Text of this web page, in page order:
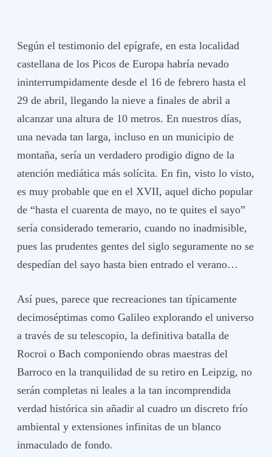
Según el testimonio del epígrafe, en esta localidad
castellana de los Picos de Europa habría nevado
ininterrumpidamente desde el 16 de febrero hasta el
29 de abril, llegando la nieve a finales de abril a
alcanzar una altura de 10 metros. En nuestros días,
una nevada tan larga, incluso en un municipio de
montaña, sería un verdadero prodigio digno de la
atención mediática más solícita. En fin, visto lo visto,
es muy probable que en el XVII, aquel dicho popular
de “hasta el cuarenta de mayo, no te quites el sayo”
sería considerado temerario, cuando no inadmisible,
pues las prudentes gentes del siglo seguramente no se
despedían del sayo hasta bien entrado el verano…
Así pues, parece que recreaciones tan típicamente
decimoséptimas como Galileo explorando el universo
a través de su telescopio, la definitiva batalla de
Rocroi o Bach componiendo obras maestras del
Barroco en la tranquilidad de su retiro en Leipzig, no
serán completas ni leales a la tan incomprendida
verdad histórica sin añadir al cuadro un discreto frío
ambiental y extensiones infinitas de un blanco
inmaculado de fondo.